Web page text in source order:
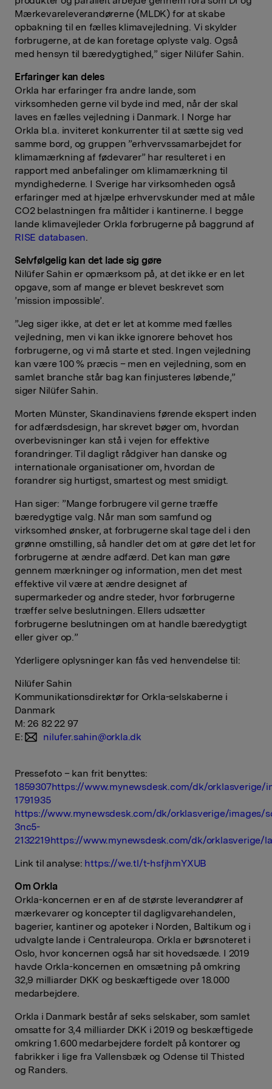
Mærkevareleverandørerne (MLDK) for at skabe
opbakning til en fælles klimavejledning. Vi skylder
forbrugerne, at de kan foretage oplyste valg. Også
med hensyn til bæredygtighed,” siger Nilüfer Sahin.
Erfaringer kan deles
Orkla har erfaringer fra andre lande, som
virksomheden gerne vil byde ind med, når der skal
laves en fælles vejledning i Danmark. I Norge har
Orkla bl.a. inviteret konkurrenter til at sætte sig ved
samme bord, og gruppen ”erhvervssamarbejdet for
klimamærkning af fødevarer” har resulteret i en
rapport med anbefalinger om klimamærkning til
myndighederne. I Sverige har virksomheden også
erfaringer med at hjælpe erhvervskunder med at måle
CO2 belastningen fra måltider i kantinerne. I begge
lande klimavejleder Orkla forbrugerne på baggrund af
RISE databasen.
Selvfølgelig kan det lade sig gøre
Nilüfer Sahin er opmærksom på, at det ikke er en let
opgave, som af mange er blevet beskrevet som
’mission impossible’.
”Jeg siger ikke, at det er let at komme med fælles
vejledning, men vi kan ikke ignorere behovet hos
forbrugerne, og vi må starte et sted. Ingen vejledning
kan være 100 % præcis – men en vejledning, som en
samlet branche står bag kan finjusteres løbende,”
siger Nilüfer Sahin.
Morten Münster, Skandinaviens førende ekspert inden
for adfærdsdesign, har skrevet bøger om, hvordan
overbevisninger kan stå i vejen for effektive
forandringer. Til dagligt rådgiver han danske og
internationale organisationer om, hvordan de
forandrer sig hurtigst, smartest og mest smidigt.
Han siger: ”Mange forbrugere vil gerne træffe
bæredygtige valg. Når man som samfund og
virksomhed ønsker, at forbrugerne skal tage del i den
grønne omstilling, så handler det om at gøre det let for
forbrugerne at ændre adfærd. Det kan man gøre
gennem mærkninger og information, men det mest
effektive vil være at ændre designet af
supermarkeder og andre steder, hvor forbrugerne
træffer selve beslutningen. Ellers udsætter
forbrugerne beslutningen om at handle bæredygtigt
eller giver op.”
Yderligere oplysninger kan fås ved henvendelse til:
Nilüfer Sahin
Kommunikationsdirektør for Orkla-selskaberne i
Danmark
M: 26 82 22 97
E:
nilufer.sahin@orkla.dk
Pressefoto – kan frit benyttes:
1859307https://www.mynewsdesk.com/dk/orklasverige/
1791935
https://www.mynewsdesk.com/dk/orklasverige/images/
3nc5-
2132219https://www.mynewsdesk.com/dk/orklasverige/
Link til analyse: https://we.tl/t-hsfjhmYXUB
Om Orkla
Orkla-koncernen er en af de største leverandører af
mærkevarer og koncepter til dagligvarehandelen,
bagerier, kantiner og apoteker i Norden, Baltikum og i
udvalgte lande i Centraleuropa. Orkla er børsnoteret i
Oslo, hvor koncernen også har sit hovedsæde. I 2019
havde Orkla-koncernen en omsætning på omkring
32,9 milliarder DKK og beskæftigede over 18.000
medarbejdere.
Orkla i Danmark består af seks selskaber, som samlet
omsatte for 3,4 milliarder DKK i 2019 og beskæftigede
omkring 1.600 medarbejdere fordelt på kontorer og
fabrikker i lige fra Vallensbæk og Odense til Thisted
og Randers.